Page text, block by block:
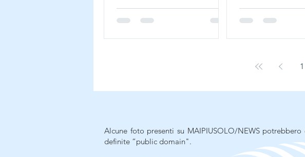
solidarietà
umana
1
Alcune foto presenti su MAIPIUSOLO/NEWS
definite “public domain".